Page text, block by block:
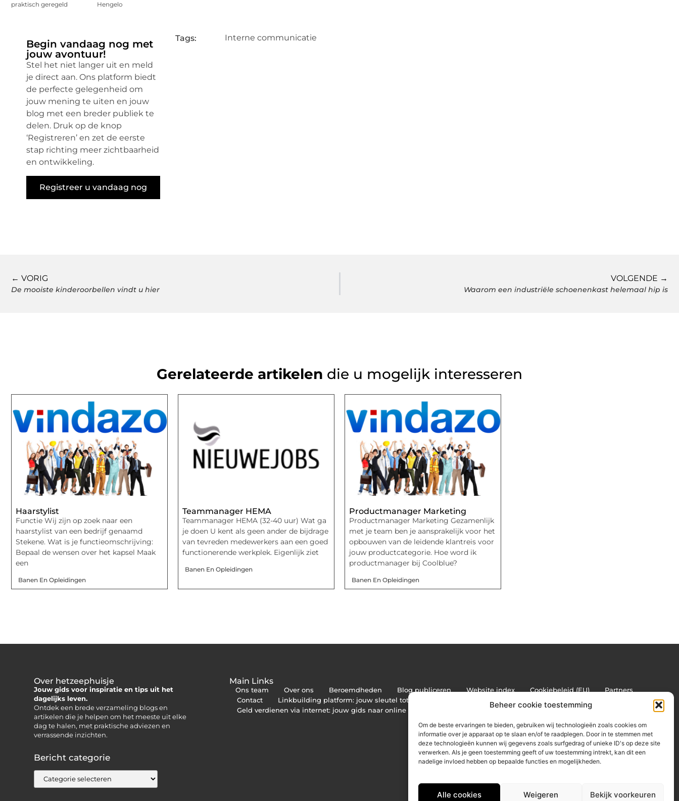
Beheer cookie toestemming
Om de beste ervaringen te bieden, gebruiken wij technologieën zoals cookies om
informatie over je apparaat op te slaan en/of te raadplegen. Door in te stemmen met
deze technologieën kunnen wij gegevens zoals surfgedrag of unieke ID's op deze site
verwerken. Als je geen toestemming geeft of uw toestemming intrekt, kan dit een
nadelige invloed hebben op bepaalde functies en mogelijkheden.
Alle cookies Weigeren Bekijk voorkeuren
praktisch geregeld
Hengelo
Begin vandaag nog met
jouw avontuur!
Stel het niet langer uit en meld
je direct aan. Ons platform biedt
de perfecte gelegenheid om
jouw mening te uiten en jouw
blog met een breder publiek te
delen. Druk op de knop
‘Registreren’ en zet de eerste
stap richting meer zichtbaarheid
en ontwikkeling.
Registreer u vandaag nog
Tags: Interne communicatie
← VORIG
De mooiste kinderoorbellen vindt u hier
VOLGENDE →
Waarom een industriële schoenenkast helemaal hip is
Gerelateerde artikelen die u mogelijk interesseren
Haarstylist
Functie Wij zijn op zoek naar een
haarstylist van een bedrijf genaamd
Stekene. Wat is je functieomschrijving:
Bepaal de wensen over het kapsel Maak
een
Banen En Opleidingen
Teammanager HEMA
Teammanager HEMA (32-40 uur) Wat ga
je doen U kent als geen ander de bijdrage
van tevreden medewerkers aan een goed
functionerende werkplek. Eigenlijk ziet
Banen En Opleidingen
Productmanager Marketing
Productmanager Marketing Gezamenlijk
met je team ben je aansprakelijk voor het
opbouwen van de leidende klantreis voor
jouw productcategorie. Hoe word ik
productmanager bij Coolblue?
Banen En Opleidingen
Over hetzeephuisje
Jouw gids voor inspiratie en tips uit het
dagelijks leven.
Ontdek een brede verzameling blogs en
artikelen die je helpen om het meeste uit elke
dag te halen, met praktische adviezen en
verrassende inzichten.
Bericht categorie
Main Links
Ons team Over ons Beroemdheden Blog publiceren Website index Cookiebeleid (EU)
Partners
Contact
Linkbuilding platform: jouw sleutel tot betere online vindbaarheid
Geld verdienen via internet: jouw gids naar online inkomsten